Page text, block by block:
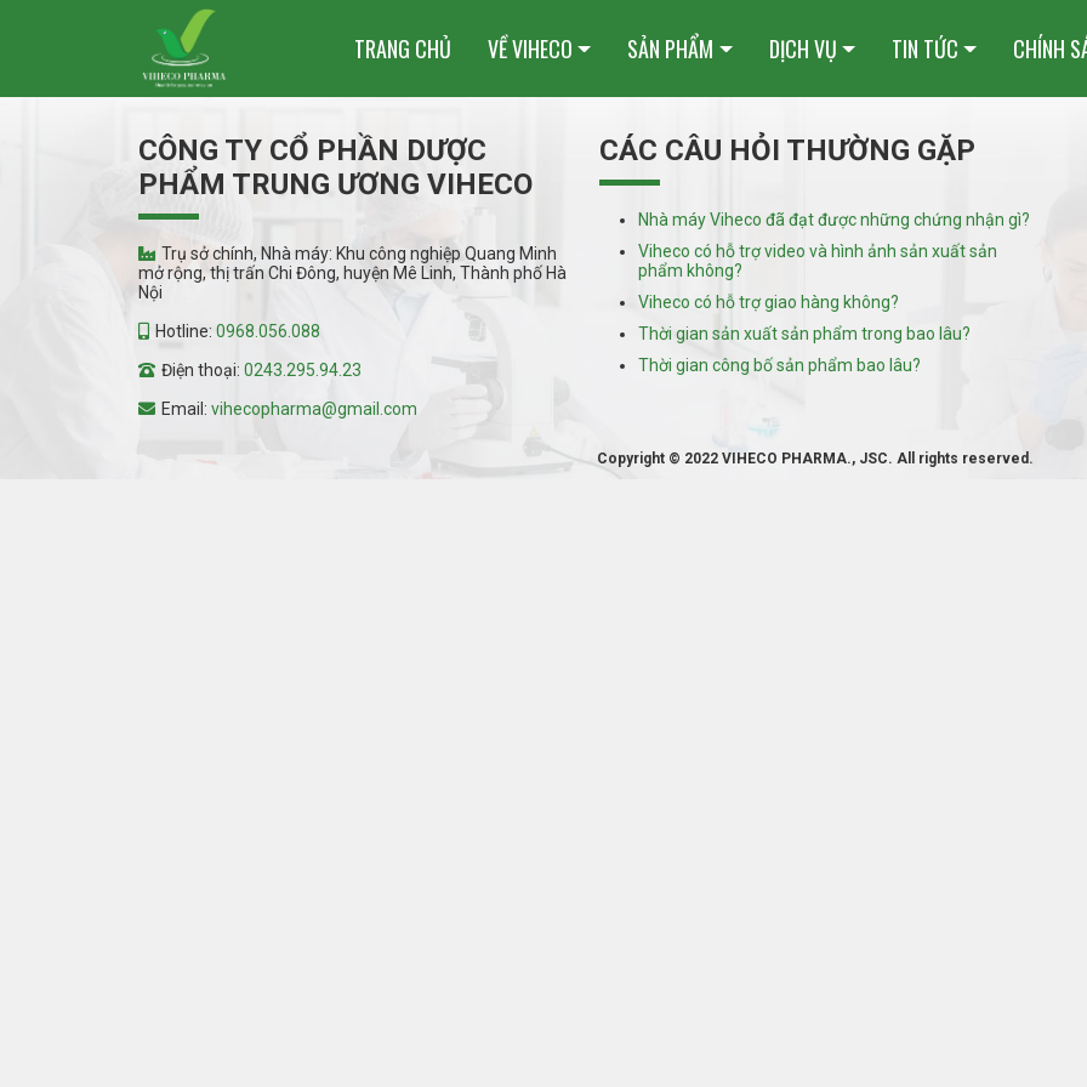
TRANG CHỦ VỀ VIHECO SẢN PHẨM DỊCH VỤ TIN TỨC CHÍNH
CÔNG TY CỔ PHẦN DƯỢC
PHẨM TRUNG ƯƠNG VIHECO
Trụ sở chính, Nhà máy: Khu công nghiệp Quang Minh
mở rộng, thị trấn Chi Đông, huyện Mê Linh, Thành phố Hà
Nội
Hotline: 0968.056.088
Điện thoại: 0243.295.94.23
Email: vihecopharma@gmail.com
CÁC CÂU HỎI THƯỜNG GẶP
Nhà máy Viheco đã đạt được những chứng nhận gì?
Viheco có hỗ trợ video và hình ảnh sản xuất sản
phẩm không?
Viheco có hỗ trợ giao hàng không?
Thời gian sản xuất sản phẩm trong bao lâu?
Thời gian công bố sản phẩm bao lâu?
Copyright © 2022 VIHECO PHARMA., JSC. All rights reserved.